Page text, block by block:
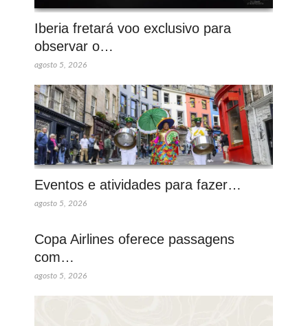
Iberia fretará voo exclusivo para
observar o…
agosto 5, 2026
Eventos e atividades para fazer…
agosto 5, 2026
Copa Airlines oferece passagens
com…
agosto 5, 2026